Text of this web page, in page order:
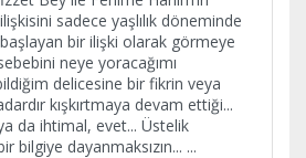
ilişkisini sadece yaşlılık döneminde
başlayan bir ilişki olarak görmeye
neye yoracağımı
delicesine bir fikrin veya
kışkırtmaya devam ettiği...
da ihtimal, evet... Üstelik
bilgiye dayanmaksızın... ...